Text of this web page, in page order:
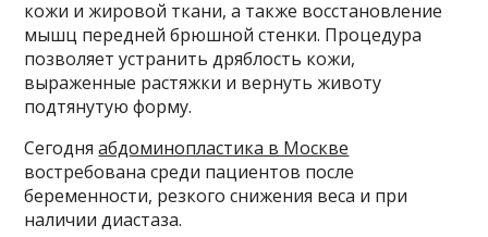
кожи и жировой ткани, а также восстановление
мышц передней брюшной стенки. Процедура
позволяет устранить дряблость кожи,
выраженные растяжки и вернуть животу
подтянутую форму.
Сегодняабдоминопластика в Москве
востребована среди пациентов после
беременности, резкого снижения веса и при
наличии диастаза.